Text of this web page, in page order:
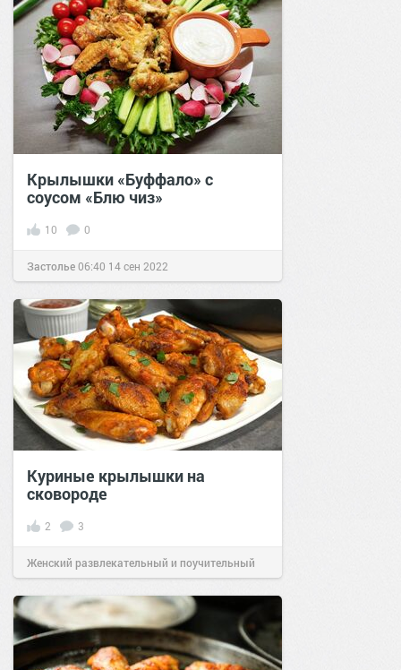
Крылышки «Буффало» с
соусом «Блю чиз»
10 0
Застолье06:40 14 сен 2022
Куриные крылышки на
сковороде
2 3
Женский развлекательный и поучительный
сайт.20:43 06 июл 2026